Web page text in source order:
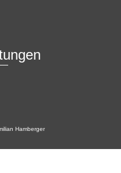
Hamberger